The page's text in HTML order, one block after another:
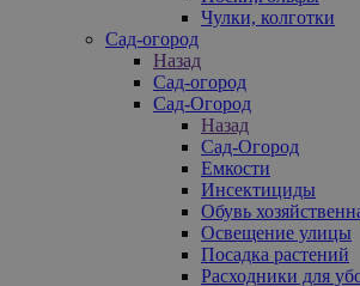
Чулки, колготки
Сад-огород
Назад
Сад-огород
Сад-Огород
Назад
Сад-Огород
Емкости
Инсектициды
Обувь
Освещение улицы
Посадка растений
Расходники для